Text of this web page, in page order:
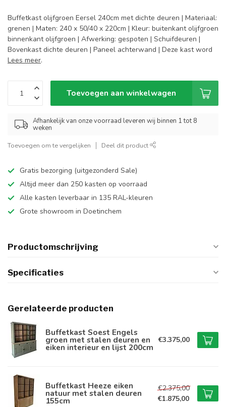
Buffetkast olijfgroen Eersel 240cm met dichte deuren | Materiaal:
grenen | Maten: 240 x 50/40 x 220cm | Kleur: buitenkant olijfgroen
binnenkant olijfgroen | Afwerking: gespoten | Schuifdeuren |
Bovenkast dichte deuren | Paneel achterwand | Deze kast word
Lees meer.
Toevoegen aan winkelwagen
Afhankelijk van onze voorraad leveren wij binnen 1 tot 8
weken
Toevoegen om te vergelijken Deel dit product
Gratis bezorging (uitgezonderd Sale)
Altijd meer dan 250 kasten op voorraad
Alle kasten leverbaar in 135 RAL-kleuren
Grote showroom in Doetinchem
Productomschrijving
Specificaties
Gerelateerde producten
Buffetkast Soest Engels
groen met stalen deuren en
eiken interieur en lijst 200cm
€3.375,00
Buffetkast Heeze eiken
natuur met stalen deuren
155cm
€2.375,00
€1.875,00